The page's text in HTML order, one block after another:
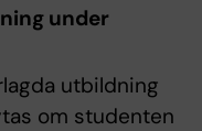
under
utbildning
om studenten